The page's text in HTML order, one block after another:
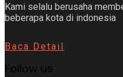
Kami selalu berusaha
beberapa kota di indonesia
Baca Detail
Follow us